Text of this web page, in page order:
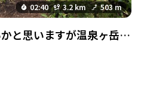
02:40
3.2 km 503 m
奥日光は寒い〜読めないかと思いますが温泉ヶ岳（ゆせんがたけ）